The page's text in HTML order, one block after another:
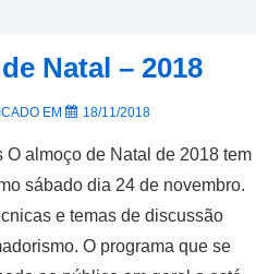
Natal – 2018
EM 18/11/2018
O almoço de Natal de 2018 tem
sábado dia 24 de novembro.
e temas de discussão
O programa que se